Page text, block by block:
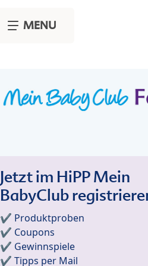
MENU
Jetzt im HiPP Mein
BabyClub
✔️ Produktproben
✔️ Coupons
✔️ Gewinnspiele
✔️ Tipps per Mail